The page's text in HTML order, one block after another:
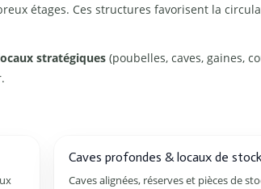
étages. Ces structures favorisent la
stratégiques (poubelles, caves, gaines,
Caves profondes & locaux de
Caves alignées, réserves et pièces de